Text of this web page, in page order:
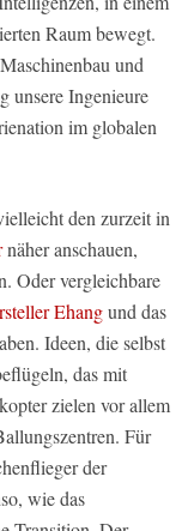
Raum bewegt.
und
unsere Ingenieure
im globalen
den zurzeit in
näher anschauen,
Oder vergleichbare
Ehangund das
Ideen, die selbst
das mit
zielen vor allem
Für
der
wie das